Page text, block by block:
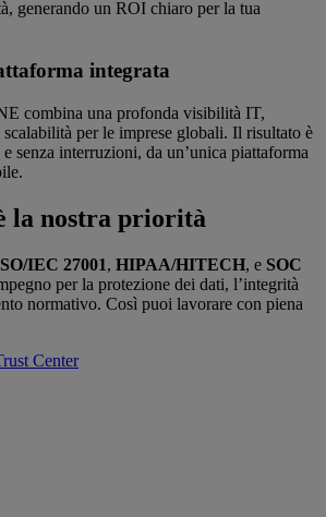
generando un ROI chiaro per la tua
integrata
combina una profonda visibilità IT,
scalabilità per le imprese globali. Il risultato è
senza interruzioni, da un’unica piattaforma
la nostra priorità
IEC 27001, HIPAA/HITECH, e SOC
per la protezione dei dati, l’integrità
normativo. Così puoi lavorare con piena
Center